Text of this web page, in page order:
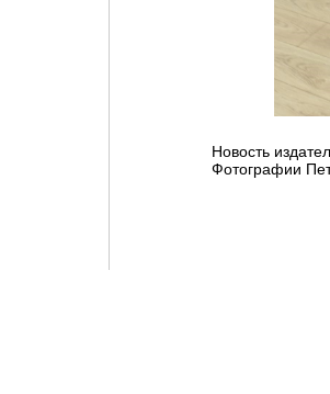
Новость
Фотографии